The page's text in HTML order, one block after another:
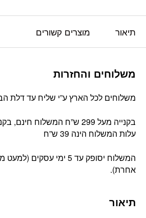
תיאור מוצרים קשורים
משלוחים והחזרות
משלוחים לכל הארץ ע”י שליח עד דלת
בקנייה מעל 299 ש”ח המשלוח
עלות המשלוח הינה 39 ש”ח
המשלוח יסופק עד 5 ימי עסקים
אחרת).
תיאור